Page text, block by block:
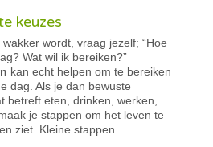
keuzes
wordt, vraag jezelf; “Hoe
Wat wil ik bereiken?”
kan echt helpen om te bereiken
dag. Als je dan bewuste
betreft eten, drinken, werken,
je stappen om het leven te
ziet. Kleine stappen.